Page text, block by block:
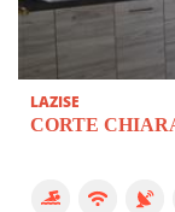
LAZISE
CORTE